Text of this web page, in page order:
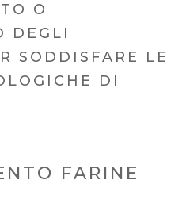
O
DEGLI
SODDISFARE LE
DI
FARINE